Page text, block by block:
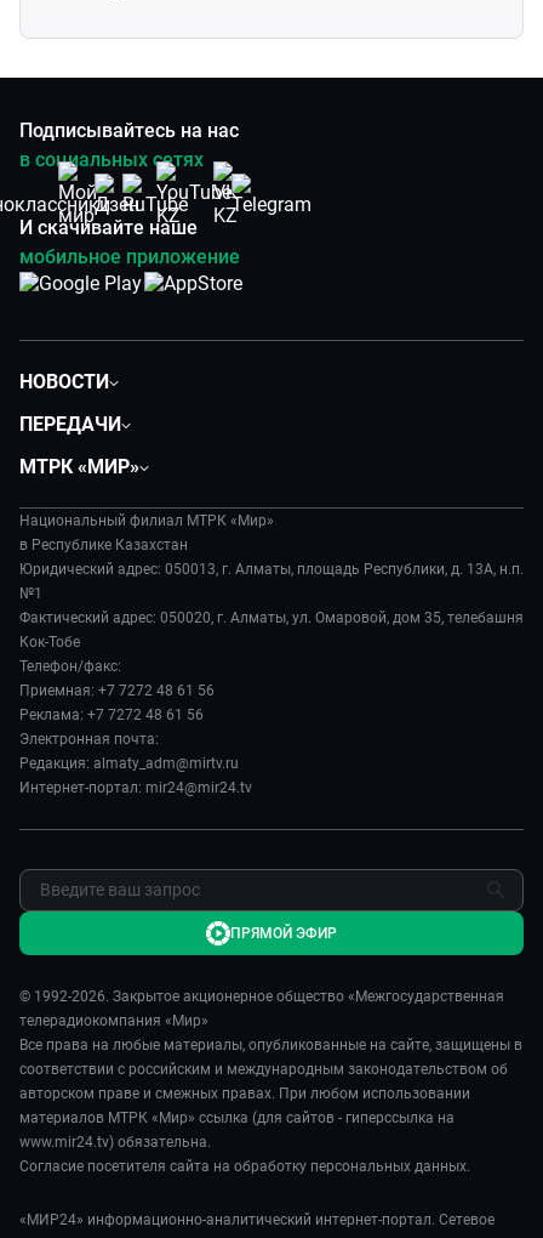
Подписывайтесь на нас
в социальных сетях
И скачивайте наше
мобильное приложение
НОВОСТИ
Экономика
Происшествия
Наука и технологии
Здоровье и медицина
Спорт
Авто
Культура
ПЕРЕДАЧИ
Вместе выгодно
Евразия. Культурно
Евразия. Регионы
Наши иностранцы
Пять причин поехать в...
Сделано в Содружестве
МТРК «МИР»
История
Руководство
Лица мира
Пресса о нас
Карьера
Реклама
Обратная связь
Национальный филиал МТРК «Мир»
в Республике Казахстан
Юридический адрес: 050013, г. Алматы, площадь Республики, д. 13А, н.п.
№1
Фактический адрес: 050020, г. Алматы, ул. Омаровой, дом 35, телебашня
Кок-Тобе
Телефон/факс:
Приемная: +7 7272 48 61 56
Реклама: +7 7272 48 61 56
Электронная почта:
Редакция: almaty_adm@mirtv.ru
Интернет-портал: mir24@mir24.tv
© 1992-2026. Закрытое акционерное общество «Межгосударственная
телерадиокомпания «Мир»
Все права на любые материалы, опубликованные на сайте, защищены в
соответствии с российским и международным законодательством об
авторском праве и смежных правах. При любом использовании
материалов МТРК «Мир» ссылка (для сайтов - гиперссылка на
www.mir24.tv) обязательна.
Согласие посетителя сайта на обработку персональных данных.
«МИР24» информационно-аналитический интернет-портал. Сетевое
ПРЯМОЙ ЭФИР